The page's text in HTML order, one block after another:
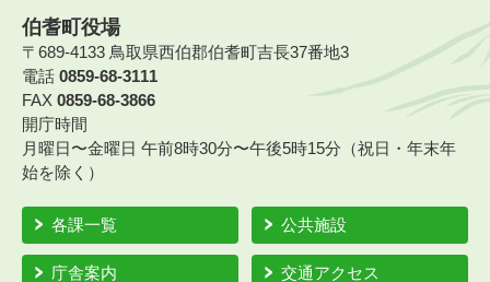
伯耆町役場
〒689-4133 鳥取県西伯郡伯耆町吉長37番地3
電話 0859-68-3111
FAX 0859-68-3866
開庁時間
月曜日〜金曜日 午前8時30分〜午後5時15分（祝日・年末年
始を除く）
各課一覧 公共施設
庁舎案内 交通アクセス